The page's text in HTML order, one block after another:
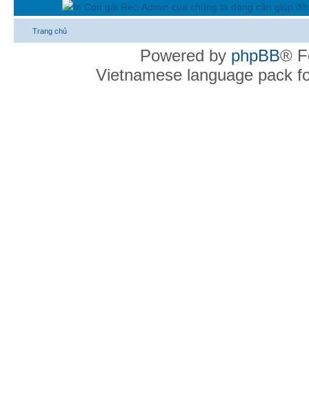
In Con gái Rec-Admin của chúng ta đang cần giúp
Trang chủ
Powered by phpBB®
Vietnamese language pack